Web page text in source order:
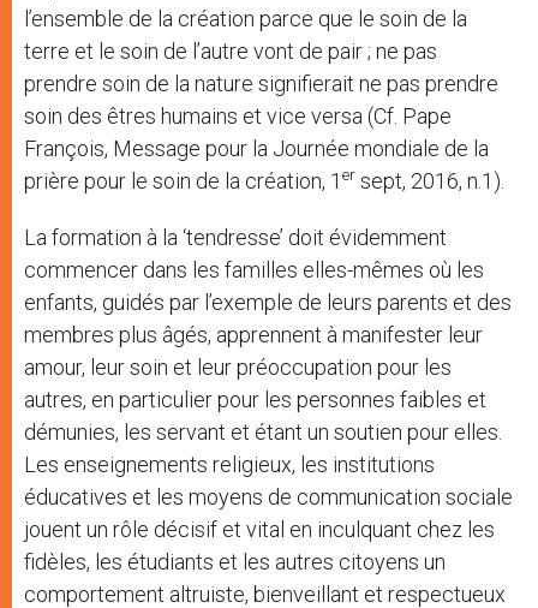
l’ensemble de la création parce que le soin de la
terre et le soin de l’autre vont de pair ; ne pas
prendre soin de la nature signifierait ne pas prendre
soin des êtres humains et vice versa (Cf. Pape
François, Message pour la Journée mondiale de la
prière pour le soin de la création, 1 er sept, 2016, n.1).
La formation à la ‘tendresse’ doit évidemment
commencer dans les familles elles-mêmes où les
enfants, guidés par l’exemple de leurs parents et des
membres plus âgés, apprennent à manifester leur
amour, leur soin et leur préoccupation pour les
autres, en particulier pour les personnes faibles et
démunies, les servant et étant un soutien pour elles.
Les enseignements religieux, les institutions
éducatives et les moyens de communication sociale
jouent un rôle décisif et vital en inculquant chez les
fidèles, les étudiants et les autres citoyens un
comportement altruiste, bienveillant et respectueux